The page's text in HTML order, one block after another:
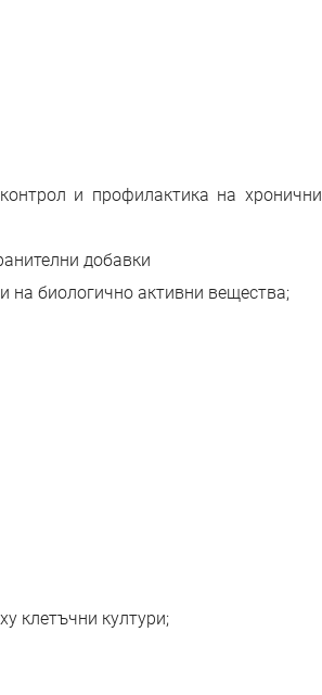
и профилактика на хронични
добавки
на биологично активни вещества;
клетъчни култури;